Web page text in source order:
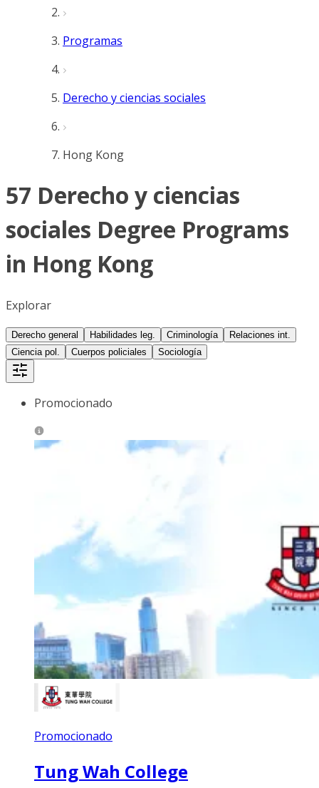
Programas
Derecho y ciencias sociales
Hong Kong
57 Derecho y ciencias
sociales Degree Programs
in Hong Kong
Explorar
Derecho general Habilidades leg. Criminología
Relaciones int.
Ciencia pol.
Cuerpos policiales Sociología
Promocionado
Promocionado
Tung Wah College